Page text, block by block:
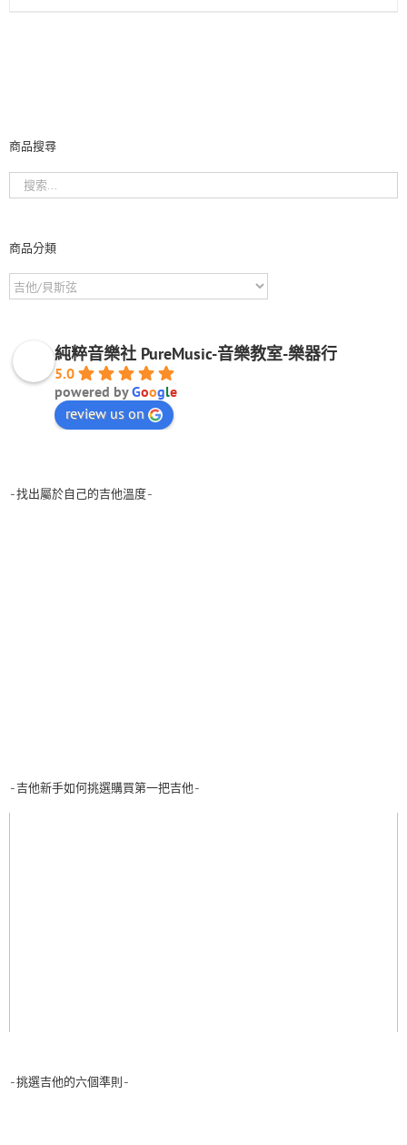
商品搜尋
商品分類
純粹音樂社 PureMusic-音樂教室-樂器行
5.0
powered byGoogle
review us on
-找出屬於自己的吉他溫度-
-吉他新手如何挑選購買第一把吉他-
-挑選吉他的六個準則-